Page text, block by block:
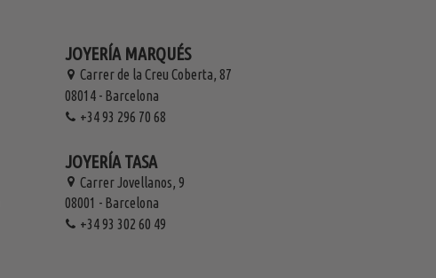
JOYERÍA MARQUÉS
Carrer de la Creu Coberta, 87
08014 - Barcelona
+34 93 296 70 68
JOYERÍA TASA
Carrer Jovellanos, 9
08001 - Barcelona
+34 93 302 60 49